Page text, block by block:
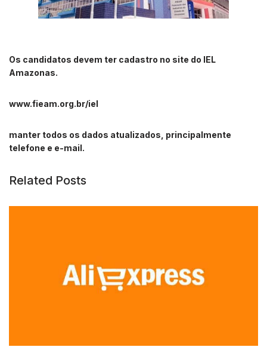
Os candidatos devem ter cadastro no site do IEL
Amazonas.
www.fieam.org.br/iel
manter todos os dados atualizados, principalmente
telefone e e-mail.
Related Posts